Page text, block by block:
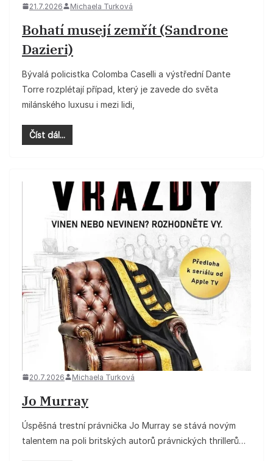
21.7.2026 Michaela Turková
Bohatí musejí zemřít (Sandrone
Dazieri)
Bývalá policistka Colomba Caselli a výstřední Dante
Torre rozplétají případ, který je zavede do světa
milánského luxusu i mezi lidi,
Číst dál...
20.7.2026 Michaela Turková
Jo Murray
Úspěšná trestní právnička Jo Murray se stává novým
talentem na poli britských autorů právnických thrillerů…